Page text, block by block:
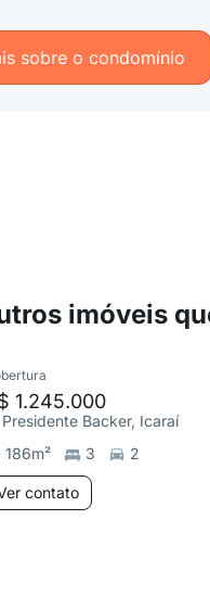
sobre o condomínio
imóveis
1.245.000
Presidente Backer, Icaraí
186m² 3 2
contato